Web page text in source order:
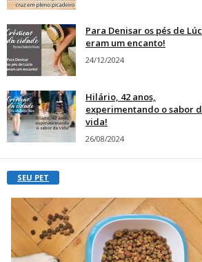
Para Denisar os pés de
eram um encanto!
24/12/2024
Hilário, 42 anos,
experimentando o sabor
vida!
26/08/2024
SEU PET